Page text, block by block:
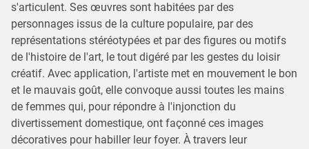
s'articulent. Ses œuvres sont habitées par des
personnages issus de la culture populaire, par des
représentations stéréotypées et par des figures ou motifs
de l'histoire de l'art, le tout digéré par les gestes du loisir
créatif. Avec application, l'artiste met en mouvement le bon
et le mauvais goût, elle convoque aussi toutes les mains
de femmes qui, pour répondre à l'injonction du
divertissement domestique, ont façonné ces images
décoratives pour habiller leur foyer. À travers leur